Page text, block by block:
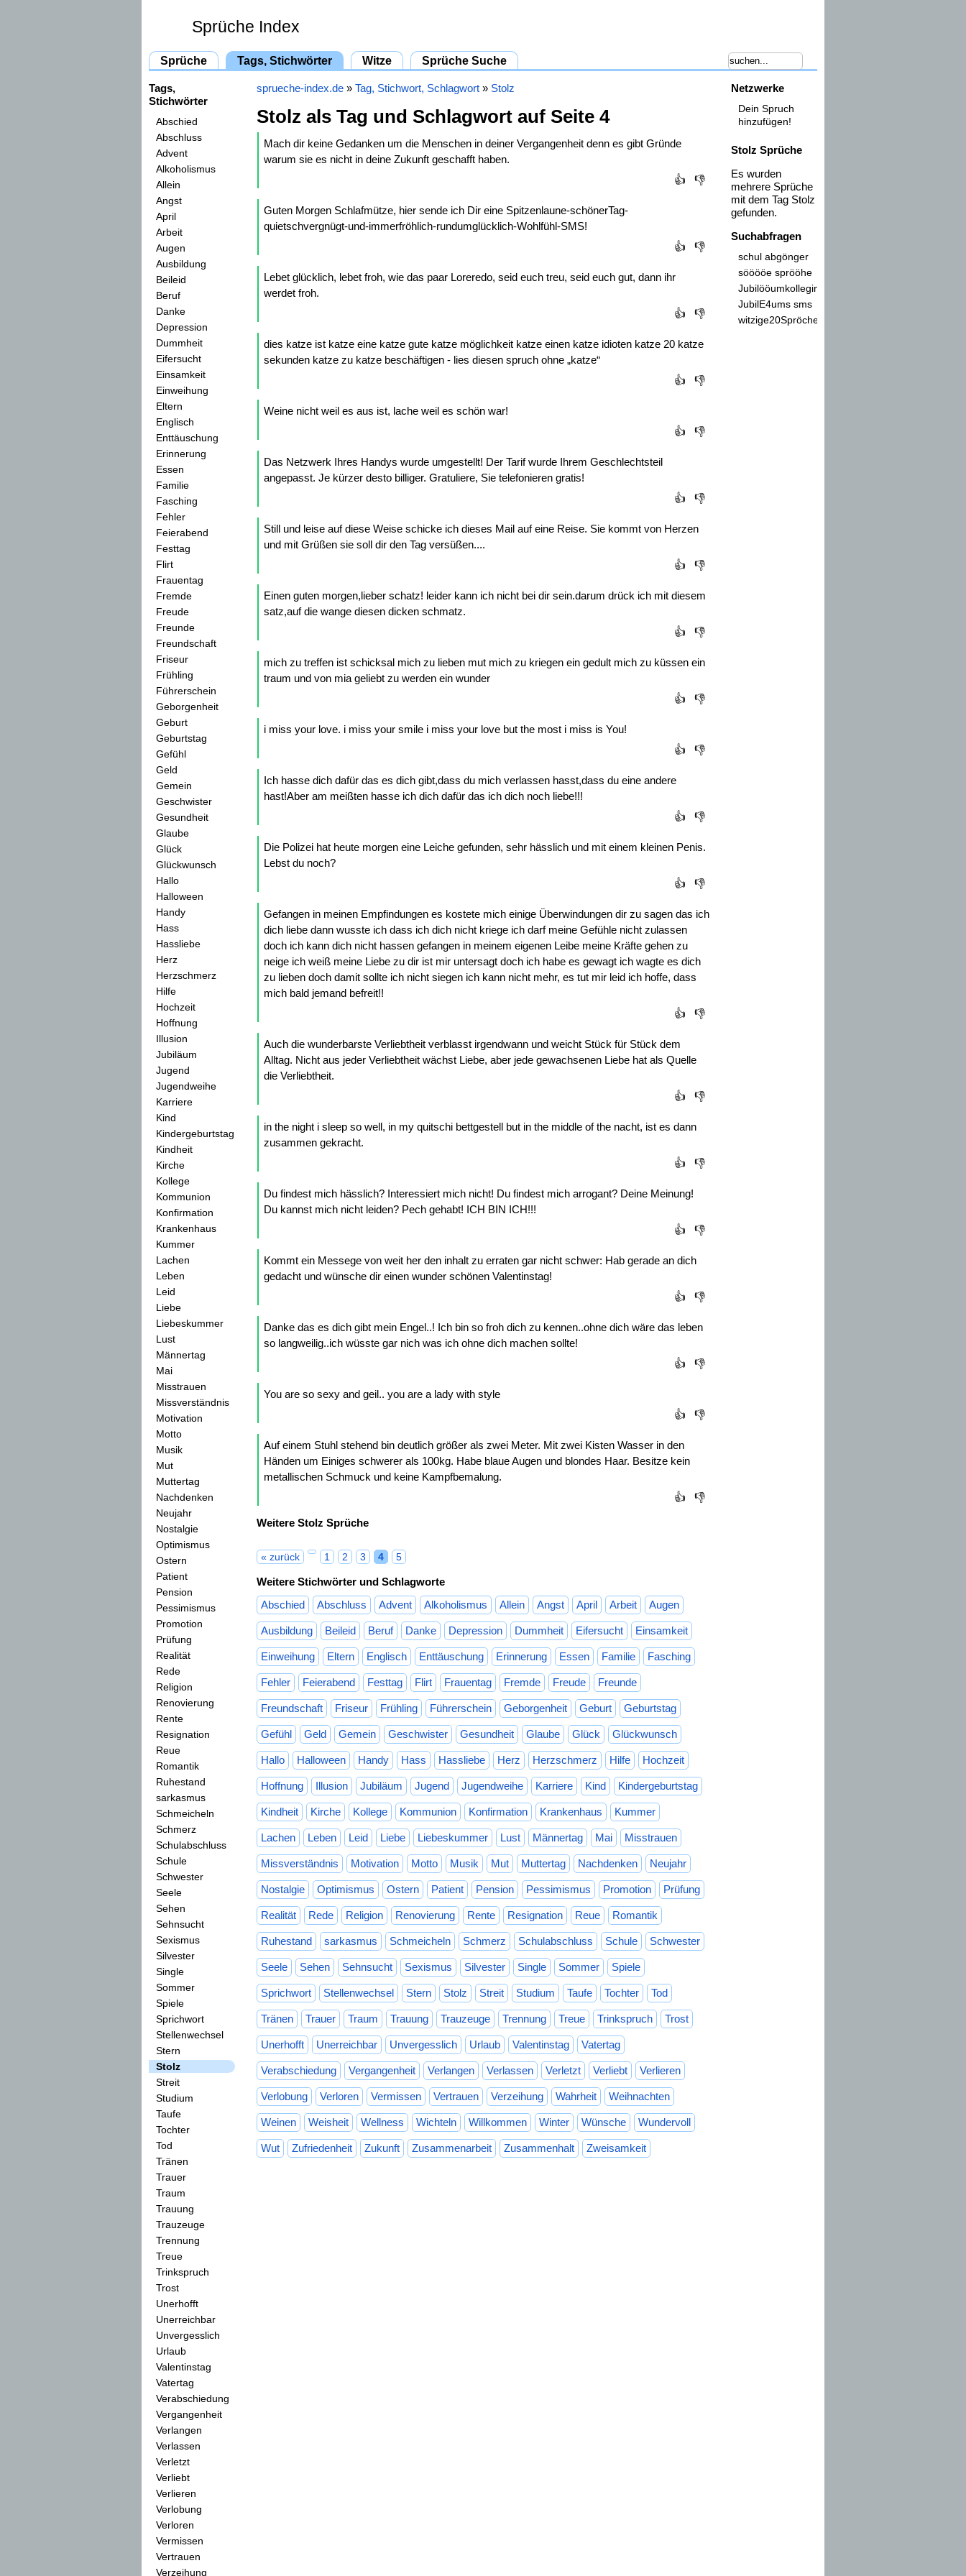
Sprüche Index
Sprüche Tags, Stichwörter Witze Sprüche Suche
Tags,
Stichwörter
Abschied
Abschluss
Advent
Alkoholismus
Allein
Angst
April
Arbeit
Augen
Ausbildung
Beileid
Beruf
Danke
Depression
Dummheit
Eifersucht
Einsamkeit
Einweihung
Eltern
Englisch
Enttäuschung
Erinnerung
Essen
Familie
Fasching
Fehler
Feierabend
Festtag
Flirt
Frauentag
Fremde
Freude
Freunde
Freundschaft
Friseur
Frühling
Führerschein
Geborgenheit
Geburt
Geburtstag
Gefühl
Geld
Gemein
Geschwister
Gesundheit
Glaube
Glück
Glückwunsch
Hallo
Halloween
Handy
Hass
Hassliebe
Herz
Herzschmerz
Hilfe
Hochzeit
Hoffnung
Illusion
Jubiläum
Jugend
Jugendweihe
Karriere
Kind
Kindergeburtstag
Kindheit
Kirche
Kollege
Kommunion
Konfirmation
Krankenhaus
Kummer
Lachen
Leben
Leid
Liebe
Liebeskummer
Lust
Männertag
Mai
Misstrauen
Missverständnis
Motivation
Motto
Musik
Mut
Muttertag
Nachdenken
Neujahr
Nostalgie
Optimismus
Ostern
Patient
Pension
Pessimismus
Promotion
Prüfung
Realität
Rede
Religion
Renovierung
Rente
Resignation
Reue
Romantik
Ruhestand
sarkasmus
Schmeicheln
Schmerz
Schulabschluss
Schule
Schwester
Seele
Sehen
Sehnsucht
Sexismus
Silvester
Single
Sommer
Spiele
Sprichwort
Stellenwechsel
Stern
Stolz
Streit
Studium
Taufe
Tochter
Tod
Tränen
Trauer
Traum
Trauung
Trauzeuge
Trennung
Treue
Trinkspruch
Trost
Unerhofft
Unerreichbar
Unvergesslich
Urlaub
Valentinstag
Vatertag
Verabschiedung
Vergangenheit
Verlangen
Verlassen
Verletzt
Verliebt
Verlieren
Verlobung
Verloren
Vermissen
Vertrauen
Verzeihung
sprueche-index.de » Tag, Stichwort, Schlagwort » Stolz
Stolz als Tag und Schlagwort auf Seite 4
Mach dir keine Gedanken um die Menschen in deiner Vergangenheit denn es gibt Gründe
warum sie es nicht in deine Zukunft geschafft haben.
👍
👎
Guten Morgen Schlafmütze, hier sende ich Dir eine Spitzenlaune-schönerTag-
quietschvergnügt-und-immerfröhlich-rundumglücklich-Wohlfühl-SMS!
👍
👎
Lebet glücklich, lebet froh, wie das paar Loreredo, seid euch treu, seid euch gut, dann ihr
werdet froh.
👍
👎
dies katze ist katze eine katze gute katze möglichkeit katze einen katze idioten katze 20 katze
sekunden katze zu katze beschäftigen - lies diesen spruch ohne „katze“
👍
👎
Weine nicht weil es aus ist, lache weil es schön war!
👍
👎
Das Netzwerk Ihres Handys wurde umgestellt! Der Tarif wurde Ihrem Geschlechtsteil
angepasst. Je kürzer desto billiger. Gratuliere, Sie telefonieren gratis!
👍
👎
Still und leise auf diese Weise schicke ich dieses Mail auf eine Reise. Sie kommt von Herzen
und mit Grüßen sie soll dir den Tag versüßen....
👍
👎
Einen guten morgen,lieber schatz! leider kann ich nicht bei dir sein.darum drück ich mit diesem
satz,auf die wange diesen dicken schmatz.
👍
👎
mich zu treffen ist schicksal mich zu lieben mut mich zu kriegen ein gedult mich zu küssen ein
traum und von mia geliebt zu werden ein wunder
👍
👎
i miss your love. i miss your smile i miss your love but the most i miss is You!
👍
👎
Ich hasse dich dafür das es dich gibt,dass du mich verlassen hasst,dass du eine andere
hast!Aber am meißten hasse ich dich dafür das ich dich noch liebe!!!
👍
👎
Die Polizei hat heute morgen eine Leiche gefunden, sehr hässlich und mit einem kleinen Penis.
Lebst du noch?
👍
👎
Gefangen in meinen Empfindungen es kostete mich einige Überwindungen dir zu sagen das ich
dich liebe dann wusste ich dass ich dich nicht kriege ich darf meine Gefühle nicht zulassen
doch ich kann dich nicht hassen gefangen in meinem eigenen Leibe meine Kräfte gehen zu
neige ich weiß meine Liebe zu dir ist mir untersagt doch ich habe es gewagt ich wagte es dich
zu lieben doch damit sollte ich nicht siegen ich kann nicht mehr, es tut mir leid ich hoffe, dass
mich bald jemand befreit!!
👍
👎
Auch die wunderbarste Verliebtheit verblasst irgendwann und weicht Stück für Stück dem
Alltag. Nicht aus jeder Verliebtheit wächst Liebe, aber jede gewachsenen Liebe hat als Quelle
die Verliebtheit.
👍
👎
in the night i sleep so well, in my quitschi bettgestell but in the middle of the nacht, ist es dann
zusammen gekracht.
👍
👎
Du findest mich hässlich? Interessiert mich nicht! Du findest mich arrogant? Deine Meinung!
Du kannst mich nicht leiden? Pech gehabt! ICH BIN ICH!!!
👍
👎
Kommt ein Messege von weit her den inhalt zu erraten gar nicht schwer: Hab gerade an dich
gedacht und wünsche dir einen wunder schönen Valentinstag!
👍
👎
Danke das es dich gibt mein Engel..! Ich bin so froh dich zu kennen..ohne dich wäre das leben
so langweilig..ich wüsste gar nich was ich ohne dich machen sollte!
👍
👎
You are so sexy and geil.. you are a lady with style
👍
👎
Auf einem Stuhl stehend bin deutlich größer als zwei Meter. Mit zwei Kisten Wasser in den
Händen um Einiges schwerer als 100kg. Habe blaue Augen und blondes Haar. Besitze kein
metallischen Schmuck und keine Kampfbemalung.
👍
👎
Weitere Stolz Sprüche
« zurück 1 2 3 4 5
Weitere Stichwörter und Schlagworte
Abschied
Abschluss Advent Alkoholismus Allein Angst April Arbeit Augen
Ausbildung Beileid Beruf Danke Depression Dummheit Eifersucht Einsamkeit
Einweihung Eltern Englisch Enttäuschung Erinnerung Essen Familie Fasching
Fehler Feierabend Festtag Flirt Frauentag Fremde Freude Freunde
Freundschaft Friseur Frühling Führerschein Geborgenheit Geburt Geburtstag
Gefühl Geld Gemein Geschwister Gesundheit Glaube Glück Glückwunsch
Hallo Halloween Handy Hass Hassliebe Herz Herzschmerz Hilfe Hochzeit
Hoffnung Illusion Jubiläum Jugend Jugendweihe Karriere Kind Kindergeburtstag
Kindheit Kirche Kollege Kommunion Konfirmation Krankenhaus Kummer
Lachen Leben Leid Liebe Liebeskummer Lust Männertag Mai Misstrauen
Missverständnis Motivation Motto Musik Mut Muttertag Nachdenken Neujahr
Nostalgie Optimismus Ostern Patient Pension Pessimismus Promotion Prüfung
Realität Rede Religion Renovierung Rente Resignation Reue Romantik
Ruhestand sarkasmus Schmeicheln Schmerz Schulabschluss Schule Schwester
Seele Sehen Sehnsucht Sexismus Silvester Single Sommer Spiele
Sprichwort Stellenwechsel Stern Stolz Streit Studium Taufe Tochter Tod
Tränen Trauer Traum Trauung Trauzeuge Trennung Treue Trinkspruch Trost
Unerhofft Unerreichbar Unvergesslich Urlaub Valentinstag Vatertag
Verabschiedung Vergangenheit Verlangen Verlassen Verletzt Verliebt Verlieren
Verlobung Verloren Vermissen Vertrauen Verzeihung Wahrheit Weihnachten
Weinen Weisheit Wellness Wichteln Willkommen Winter Wünsche Wundervoll
Wut Zufriedenheit Zukunft Zusammenarbeit Zusammenhalt Zweisamkeit
Netzwerke
Dein Spruch
hinzufügen!
Stolz Sprüche
Es wurden
mehrere Sprüche
mit dem Tag Stolz
gefunden.
Suchabfragen
schul abgönger
sööööe sprööhe
Jubilööumkollegin
JubilE4ums sms
witzige20Spröche20zum20Alter